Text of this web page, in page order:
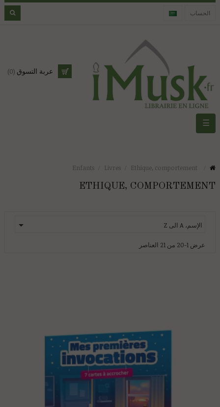
الحساب
عربة التسوق (0)
الملاحة
تبديل
☰
Enfants Livres Ethique, comportement
ETHIQUE, COMPORTEMENT
الإسم، A الى Z 
عرض 1-20 من 21 العناصر